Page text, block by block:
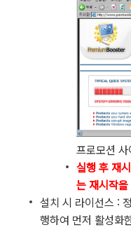
프로모션
실행 후 재
는 재시작
설치 시 라이선스 :
행하여 먼저 활성화